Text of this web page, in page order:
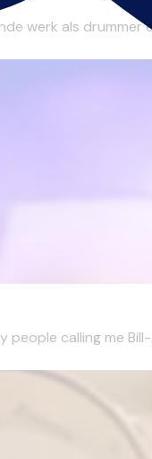
werk als drummer
calling me